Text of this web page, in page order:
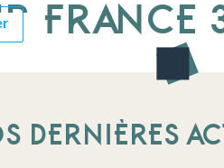
FRANCE
DERNIÈRES